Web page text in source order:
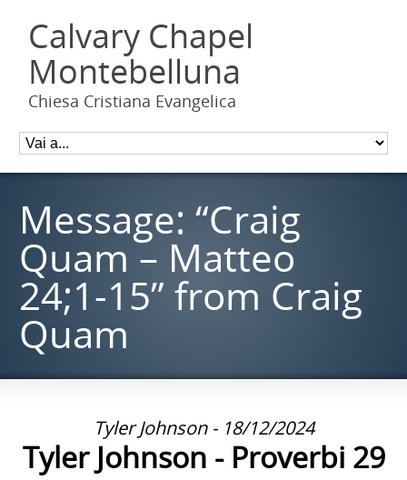
Calvary Chapel
Montebelluna
Chiesa Cristiana Evangelica
Message: “Craig
Quam – Matteo
24;1-15” from Craig
Quam
Tyler Johnson - 18/12/2024
Tyler Johnson - Proverbi 29